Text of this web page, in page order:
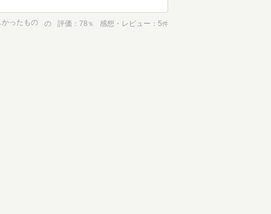
かったもの の 評価 78 ％ 感想・レビュー 5件